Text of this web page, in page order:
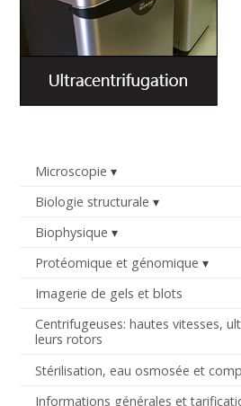
Microscopie
Biologie structurale
Biophysique
Protéomique et génomique
Imagerie de gels et blots
Centrifugeuses: hautes vitesses,
leurs rotors
Stérilisation, eau osmosée et
Informations générales et